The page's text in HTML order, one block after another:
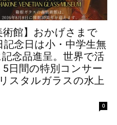
術館】おかげさまで
念日は小・中学生無
念品進呈。世界で活
日間の特別コンサー
スタルガラスの水上
0